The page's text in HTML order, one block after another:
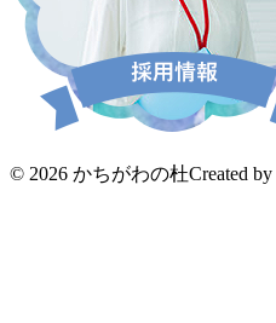
© 2026 かちがわの杜Created by